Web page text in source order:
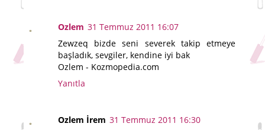
Ozlem 31 Temmuz 2011 16:07
Zewzeq bizde seni severek takip etmeye
başladık, sevgiler, kendine iyi bak
Ozlem - Kozmopedia.com
Yanıtla
Ozlem İrem 31 Temmuz 2011 16:30